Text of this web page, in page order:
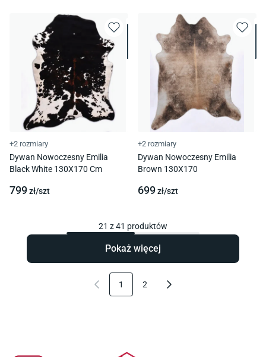
+2 rozmiary
Dywan Nowoczesny Emilia
Black White 130X170 Cm
799zł/szt
+2 rozmiary
Dywan Nowoczesny Emilia
Brown 130X170
699zł/szt
21 z41 produktów
Pokaż więcej
1 2